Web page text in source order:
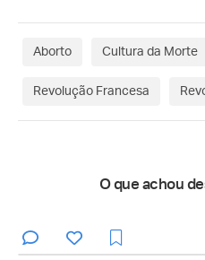
Aborto Cultura da Morte
Revolução Francesa
O que achou